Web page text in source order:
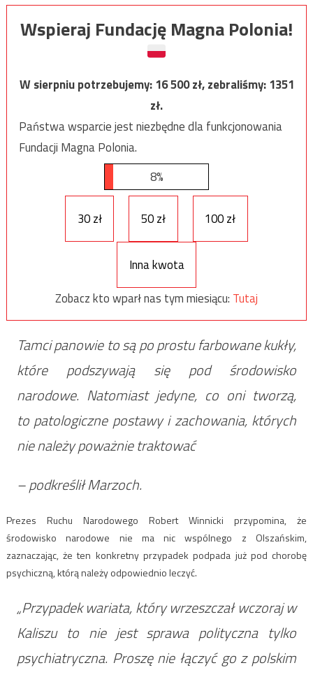
Wspieraj Fundację Magna Polonia!
W sierpniu potrzebujemy:16 500zł, zebraliśmy:1351
zł.
Państwa wsparcie jest niezbędne dla funkcjonowania
Fundacji Magna Polonia.
8%
30 zł 50 zł 100 zł
Inna kwota
Zobacz kto wparł nas tym miesiącu: Tutaj
Tamci panowie to są po prostu farbowane kukły,
które podszywają się pod środowisko
narodowe. Natomiast jedyne, co oni tworzą,
to patologiczne postawy i zachowania, których
nie należy poważnie traktować
– podkreślił Marzoch.
Prezes Ruchu Narodowego Robert Winnicki przypomina, że
środowisko narodowe nie ma nic wspólnego z Olszańskim,
zaznaczając, że ten konkretny przypadek podpada już pod chorobę
psychiczną, którą należy odpowiednio leczyć.
„Przypadek wariata, który wrzeszczał wczoraj w
Kaliszu to nie jest sprawa polityczna tylko
psychiatryczna. Proszę nie łączyć go z polskim